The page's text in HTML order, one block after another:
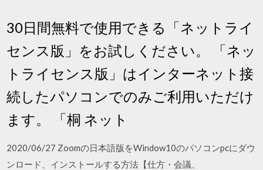
30日間無料で使用できる「ネットライ
センス版」をお試しください。 「ネッ
トライセンス版」はインターネット接
続したパソコンでのみご利用いただけ
ます。 「桐 ネット
2020/06/27 Zoomの日本語版をWindow10のパソコンpcにダウ
ンロード、インストールする方法【仕方・会議、